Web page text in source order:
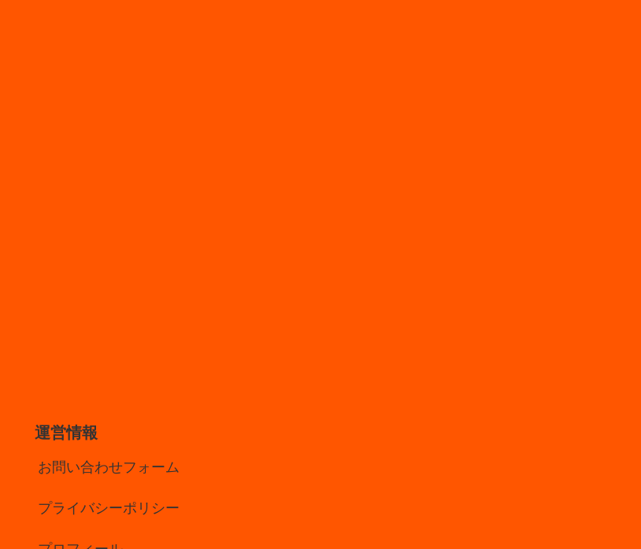
運営情報
お問い合わせフォーム
プライバシーポリシー